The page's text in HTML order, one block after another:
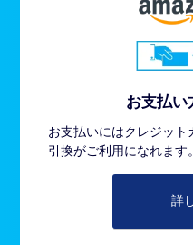
お支払い
お支払いにはクレジッ
引換がご利用になれます。
詳